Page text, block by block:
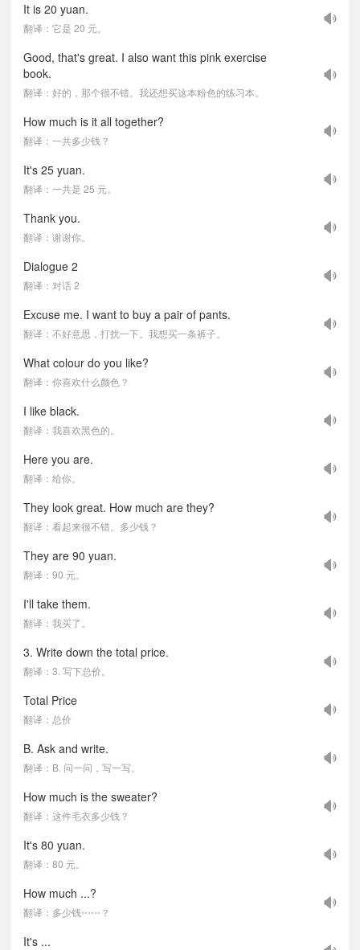
It is 20 yuan.
翻译：它是 20 元。
Good, that's great. I also want this pink exercise
book.
翻译：好的，那个很不错。我还想买这本粉色的练习本。
How much is it all together?
翻译：一共多少钱？
It's 25 yuan.
翻译：一共是 25 元。
Thank you.
翻译：谢谢你。
Dialogue 2
翻译：对话 2
Excuse me. I want to buy a pair of pants.
翻译：不好意思，打扰一下。我想买一条裤子。
What colour do you like?
翻译：你喜欢什么颜色？
I like black.
翻译：我喜欢黑色的。
Here you are.
翻译：给你。
They look great. How much are they?
翻译：看起来很不错。多少钱？
They are 90 yuan.
翻译：90 元。
I'll take them.
翻译：我买了。
3. Write down the total price.
翻译：3. 写下总价。
Total Price
翻译：总价
B. Ask and write.
翻译：B. 问一问，写一写。
How much is the sweater?
翻译：这件毛衣多少钱？
It's 80 yuan.
翻译：80 元。
How much ...?
翻译：多少钱⋯⋯？
It's ...